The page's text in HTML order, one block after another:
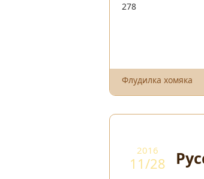
278
Флудилка хомяка
2016
11/28